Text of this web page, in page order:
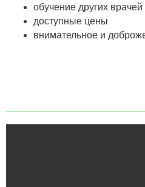
обучение других
доступные цены
внимательное и